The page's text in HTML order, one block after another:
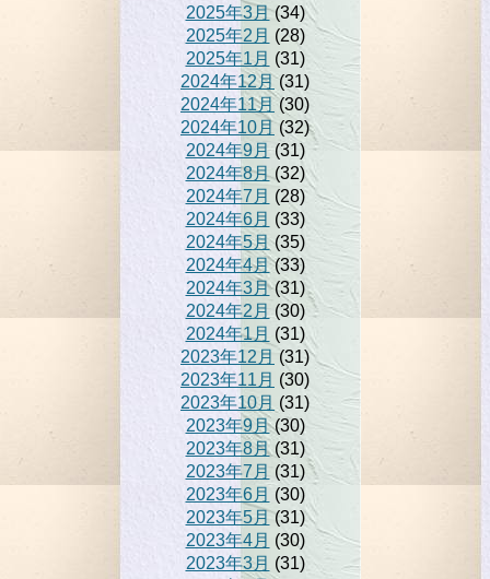
2025年3月(34)
2025年2月 (28)
2025年1月 (31)
2024年12月(31)
2024年11月(30)
2024年10月 (32)
2024年9月(31)
2024年8月(32)
2024年7月 (28)
2024年6月 (33)
2024年5月 (35)
2024年4月(33)
2024年3月(31)
2024年2月 (30)
2024年1月 (31)
2023年12月 (31)
2023年11月 (30)
2023年10月 (31)
2023年9月(30)
2023年8月(31)
2023年7月 (31)
2023年6月 (30)
2023年5月(31)
2023年4月 (30)
2023年3月 (31)